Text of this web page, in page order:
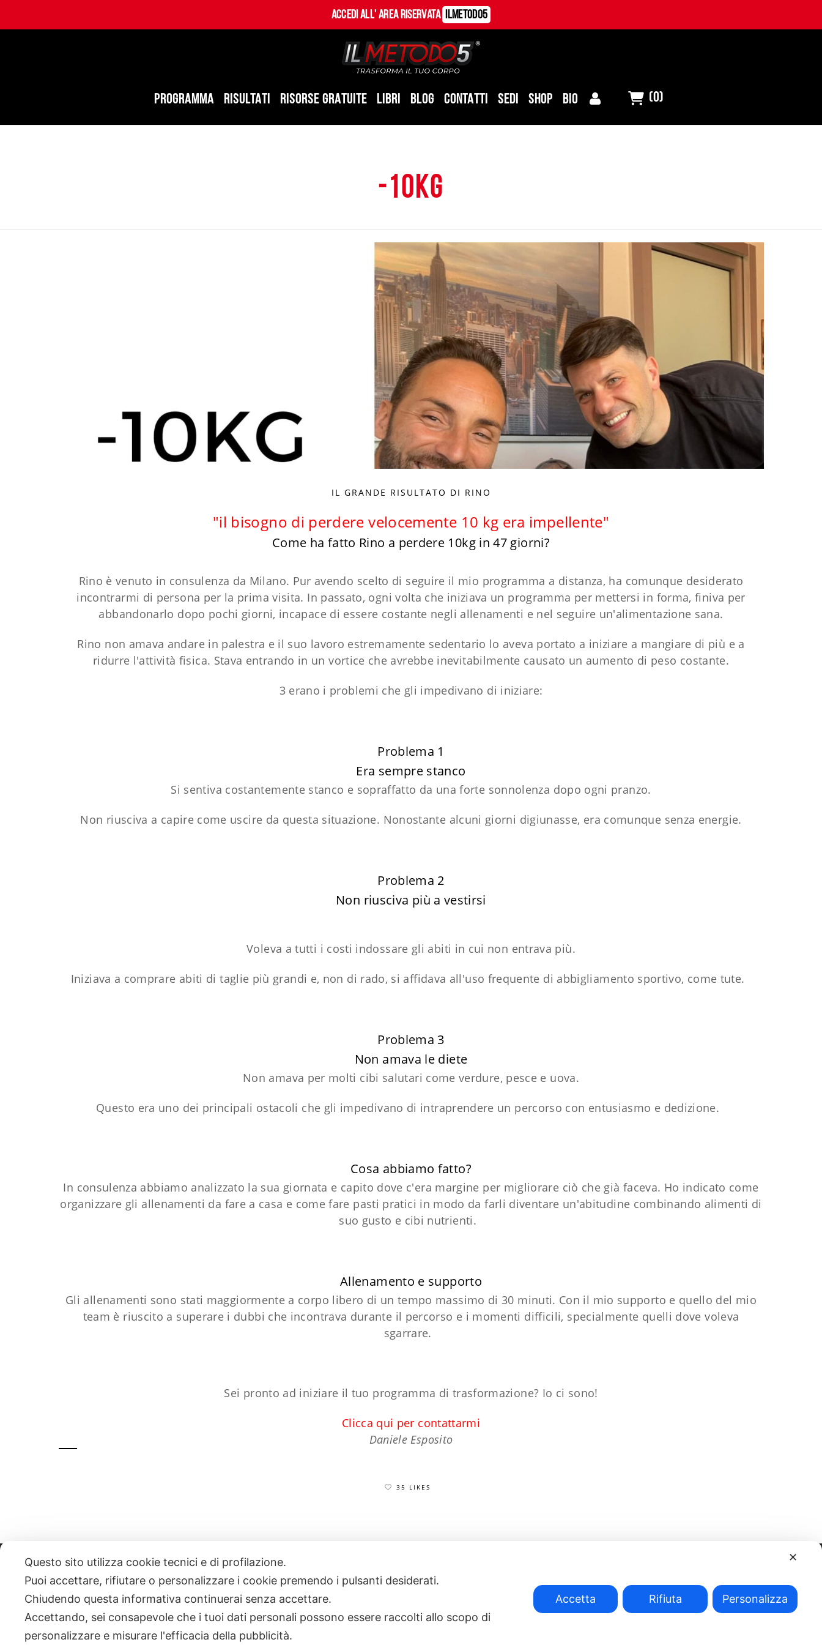
Accedi all' Area Riservata ILMetodo5
PROGRAMMA RISULTATI RISORSE GRATUITE LIBRI BLOG CONTATTI SEDI SHOP BIO (0)
-10kg
IL GRANDE RISULTATO DI RINO
"il bisogno di perdere velocemente 10 kg era impellente"
Come ha fatto Rino a perdere 10kg in 47 giorni?
Rino è venuto in consulenza da Milano. Pur avendo scelto di seguire il mio programma a distanza, ha comunque desiderato
incontrarmi di persona per la prima visita. In passato, ogni volta che iniziava un programma per mettersi in forma, finiva per
abbandonarlo dopo pochi giorni, incapace di essere costante negli allenamenti e nel seguire un'alimentazione sana.
Rino non amava andare in palestra e il suo lavoro estremamente sedentario lo aveva portato a iniziare a mangiare di più e a
ridurre l'attività fisica. Stava entrando in un vortice che avrebbe inevitabilmente causato un aumento di peso costante.
3 erano i problemi che gli impedivano di iniziare:
Problema 1
Era sempre stanco
Si sentiva costantemente stanco e sopraffatto da una forte sonnolenza dopo ogni pranzo.
Non riusciva a capire come uscire da questa situazione. Nonostante alcuni giorni digiunasse, era comunque senza energie.
Problema 2
Non riusciva più a vestirsi
Voleva a tutti i costi indossare gli abiti in cui non entrava più.
Iniziava a comprare abiti di taglie più grandi e, non di rado, si affidava all'uso frequente di abbigliamento sportivo, come tute.
Problema 3
Non amava le diete
Non amava per molti cibi salutari come verdure, pesce e uova.
Questo era uno dei principali ostacoli che gli impedivano di intraprendere un percorso con entusiasmo e dedizione.
Cosa abbiamo fatto?
In consulenza abbiamo analizzato la sua giornata e capito dove c'era margine per migliorare ciò che già faceva. Ho indicato come
organizzare gli allenamenti da fare a casa e come fare pasti pratici in modo da farli diventare un'abitudine combinando alimenti di
suo gusto e cibi nutrienti.
Allenamento e supporto
Gli allenamenti sono stati maggiormente a corpo libero di un tempo massimo di 30 minuti. Con il mio supporto e quello del mio
team è riuscito a superare i dubbi che incontrava durante il percorso e i momenti difficili, specialmente quelli dove voleva
sgarrare.
Sei pronto ad iniziare il tuo programma di trasformazione? Io ci sono!
Clicca qui per contattarmi
Daniele Esposito
35 LIKES
| NEWSLETTER
|
✕
Questo sito utilizza cookie tecnici e di profilazione.
Puoi accettare, rifiutare o personalizzare i cookie premendo i pulsanti desiderati.
Chiudendo questa informativa continuerai senza accettare.
Accettando, sei consapevole che i tuoi dati personali possono essere raccolti allo scopo di
personalizzare e misurare l'efficacia della pubblicità.
Accetta Rifiuta Personalizza